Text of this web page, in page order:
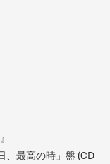
、最高の時」盤 (CD